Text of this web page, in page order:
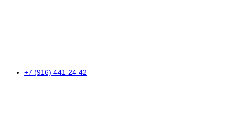
+7 (916) 441-24-42